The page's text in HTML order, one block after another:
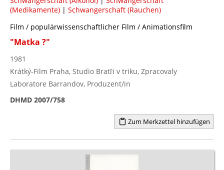
(Medikamente) | Schwangerschaft (Rauchen)
Film / populärwissenschaftlicher Film / Animationsfilm
"Matka ?"
1981
Krátký-Film Praha, Studio Bratři v triku, Zpracovaly
Laboratore Barrandov, Produzent/in
DHMD 2007/758
Zum Merkzettel hinzufügen